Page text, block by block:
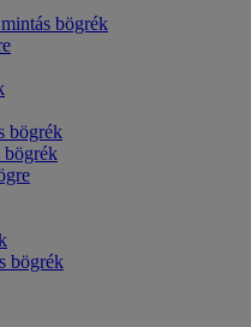
bögrék
bögrék
bögrék
bögrék